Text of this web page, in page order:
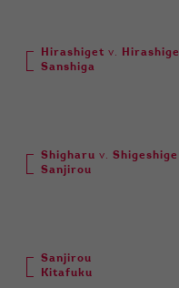
Hirashiget v.
Hirashige
Sanshiga
Shigharu v. Shigeshige
Sanjirou
Sanjirou
Kitafuku